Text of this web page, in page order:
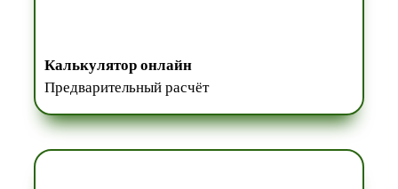
Калькулятор онлайн
Предварительный расчёт